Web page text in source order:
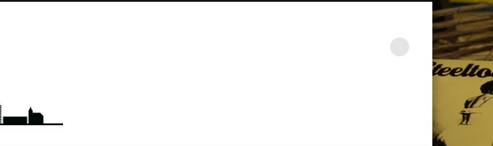
Steeltown Records – East ain`t dead so straight